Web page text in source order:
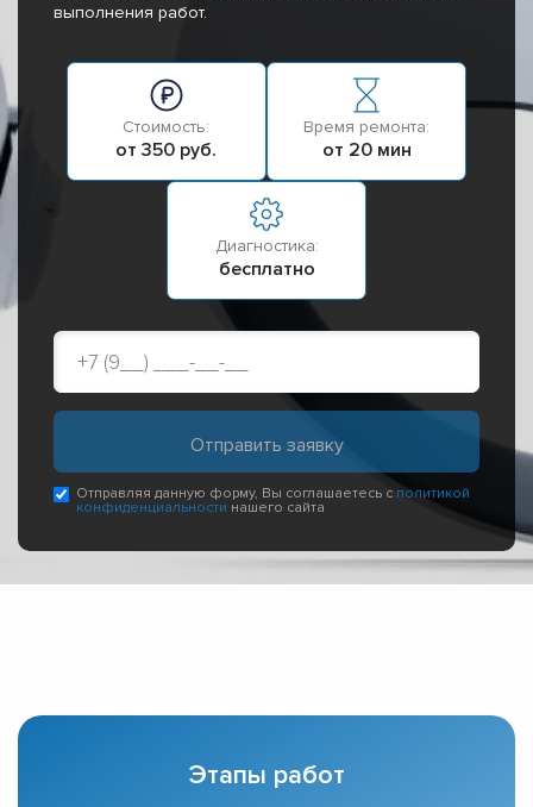
выполнения работ.
Стоимость:
от 350 руб.
Время ремонта:
от 20 мин
Диагностика:
бесплатно
Отправляя данную форму, Вы соглашаетесь с политикой
конфиденциальности нашего сайта
Этапы работ